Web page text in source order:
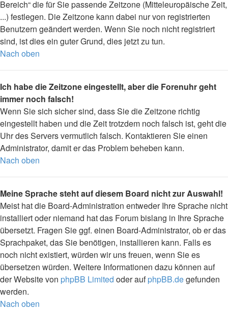
Bereich“ die für Sie passende Zeitzone (Mitteleuropäische Zeit,
...) festlegen. Die Zeitzone kann dabei nur von registrierten
Benutzern geändert werden. Wenn Sie noch nicht registriert
sind, ist dies ein guter Grund, dies jetzt zu tun.
Nach oben
Ich habe die Zeitzone eingestellt, aber die Forenuhr geht
immer noch falsch!
Wenn Sie sich sicher sind, dass Sie die Zeitzone richtig
eingestellt haben und die Zeit trotzdem noch falsch ist, geht die
Uhr des Servers vermutlich falsch. Kontaktieren Sie einen
Administrator, damit er das Problem beheben kann.
Nach oben
Meine Sprache steht auf diesem Board nicht zur Auswahl!
Meist hat die Board-Administration entweder Ihre Sprache nicht
installiert oder niemand hat das Forum bislang in Ihre Sprache
übersetzt. Fragen Sie ggf. einen Board-Administrator, ob er das
Sprachpaket, das Sie benötigen, installieren kann. Falls es
noch nicht existiert, würden wir uns freuen, wenn Sie es
übersetzen würden. Weitere Informationen dazu können auf
der Website von phpBB Limited oder aufphpBB.degefunden
werden.
Nach oben